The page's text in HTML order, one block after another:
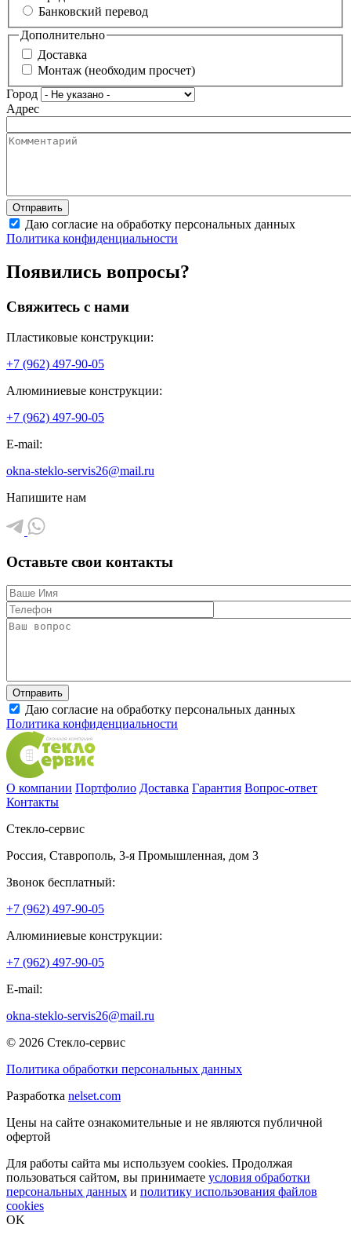
Банковский перевод
Дополнительно
Доставка
Монтаж (необходим просчет)
Город
Адрес
Даю согласие на обработку персональных данных
Политика конфиденциальности
Появились вопросы?
Свяжитесь с нами
Пластиковые конструкции:
+7 (962) 497-90-05
Алюминиевые конструкции:
+7 (962) 497-90-05
E-mail:
okna-steklo-servis26@mail.ru
Напишите нам
Оставьте свои контакты
Даю согласие на обработку персональных данных
Политика конфиденциальности
О компании Портфолио Доставка Гарантия Вопрос-ответ
Контакты
Стекло-сервис
Россия, Ставрополь, 3-я Промышленная, дом 3
Звонок бесплатный:
+7 (962) 497-90-05
Алюминиевые конструкции:
+7 (962) 497-90-05
E-mail:
okna-steklo-servis26@mail.ru
© 2026 Стекло-сервис
Политика обработки персональных данных
Разработка nelset.com
Цены на сайте ознакомительные и не являются публичной
офертой
Для работы сайта мы используем cookies. Продолжая
пользоваться сайтом, вы принимаете условия обработки
персональных данных и политику использования файлов
cookies
OK